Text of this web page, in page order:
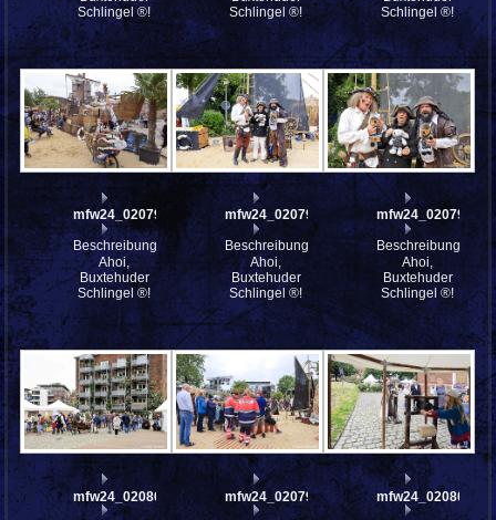
Schlingel ®!
Schlingel ®!
Schlingel ®!
mfw24_0207961
Beschreibung:
Ahoi,
Buxtehuder
Schlingel ®!
mfw24_0207949
Beschreibung:
Ahoi,
Buxtehuder
Schlingel ®!
mfw24_0207946
Beschreibung:
Ahoi,
Buxtehuder
Schlingel ®!
mfw24_0208032
mfw24_0207932
mfw24_0208029